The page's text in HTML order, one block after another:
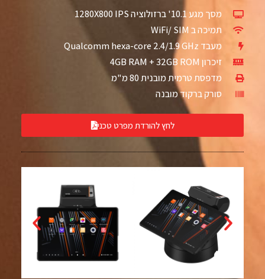
מסך מגע 10.1' ברזולוציה 1280X800 IPS
תמיכה ב WiFi/ SIM
מעבד Qualcomm hexa-core 2.4/1.9 GHz
זיכרון 4GB RAM + 32GB ROM
מדפסת טרמית מובנית 80 מ"מ
סורק ברקוד מובנה
לחץ להורדת מפרט טכני